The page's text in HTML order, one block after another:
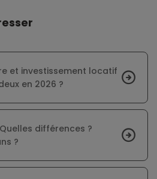
et investissement locatif
en 2026 ?
Quelles différences ?
?